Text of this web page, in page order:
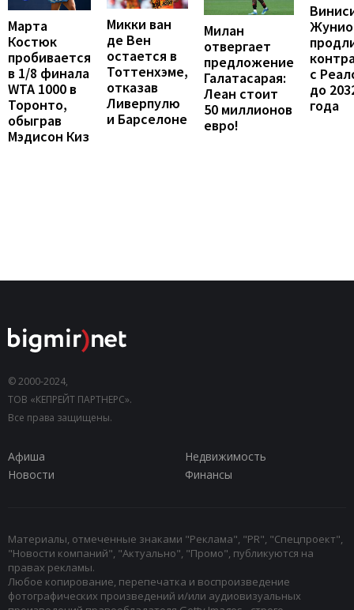
Марта
Костюк
пробивается
в 1/8 финала
WTA 1000 в
Торонто,
обыграв
Мэдисон Киз
Микки ван
де Вен
остается в
Тоттенхэме,
отказав
Ливерпулю
и Барселоне
Милан
отвергает
предложение
Галатасарая:
Леан стоит
50 миллионов
евро!
с
до
года
© 2000-2024,
ТОВ «КЕПРЕЙТ ПАРТНЕРС».
Все права защищены.
Афиша
Недвижимость
Новости
Финансы
Материалы, отмеченные знаками "Реклама", "PR", "Спецпроект",
"Новости компаний", "Актуально", "Промо", публикуются на
правах рекламы.
Любое копирование, перепечатка и воспроизведение
фотографических произведений и/или аудиовизуальных